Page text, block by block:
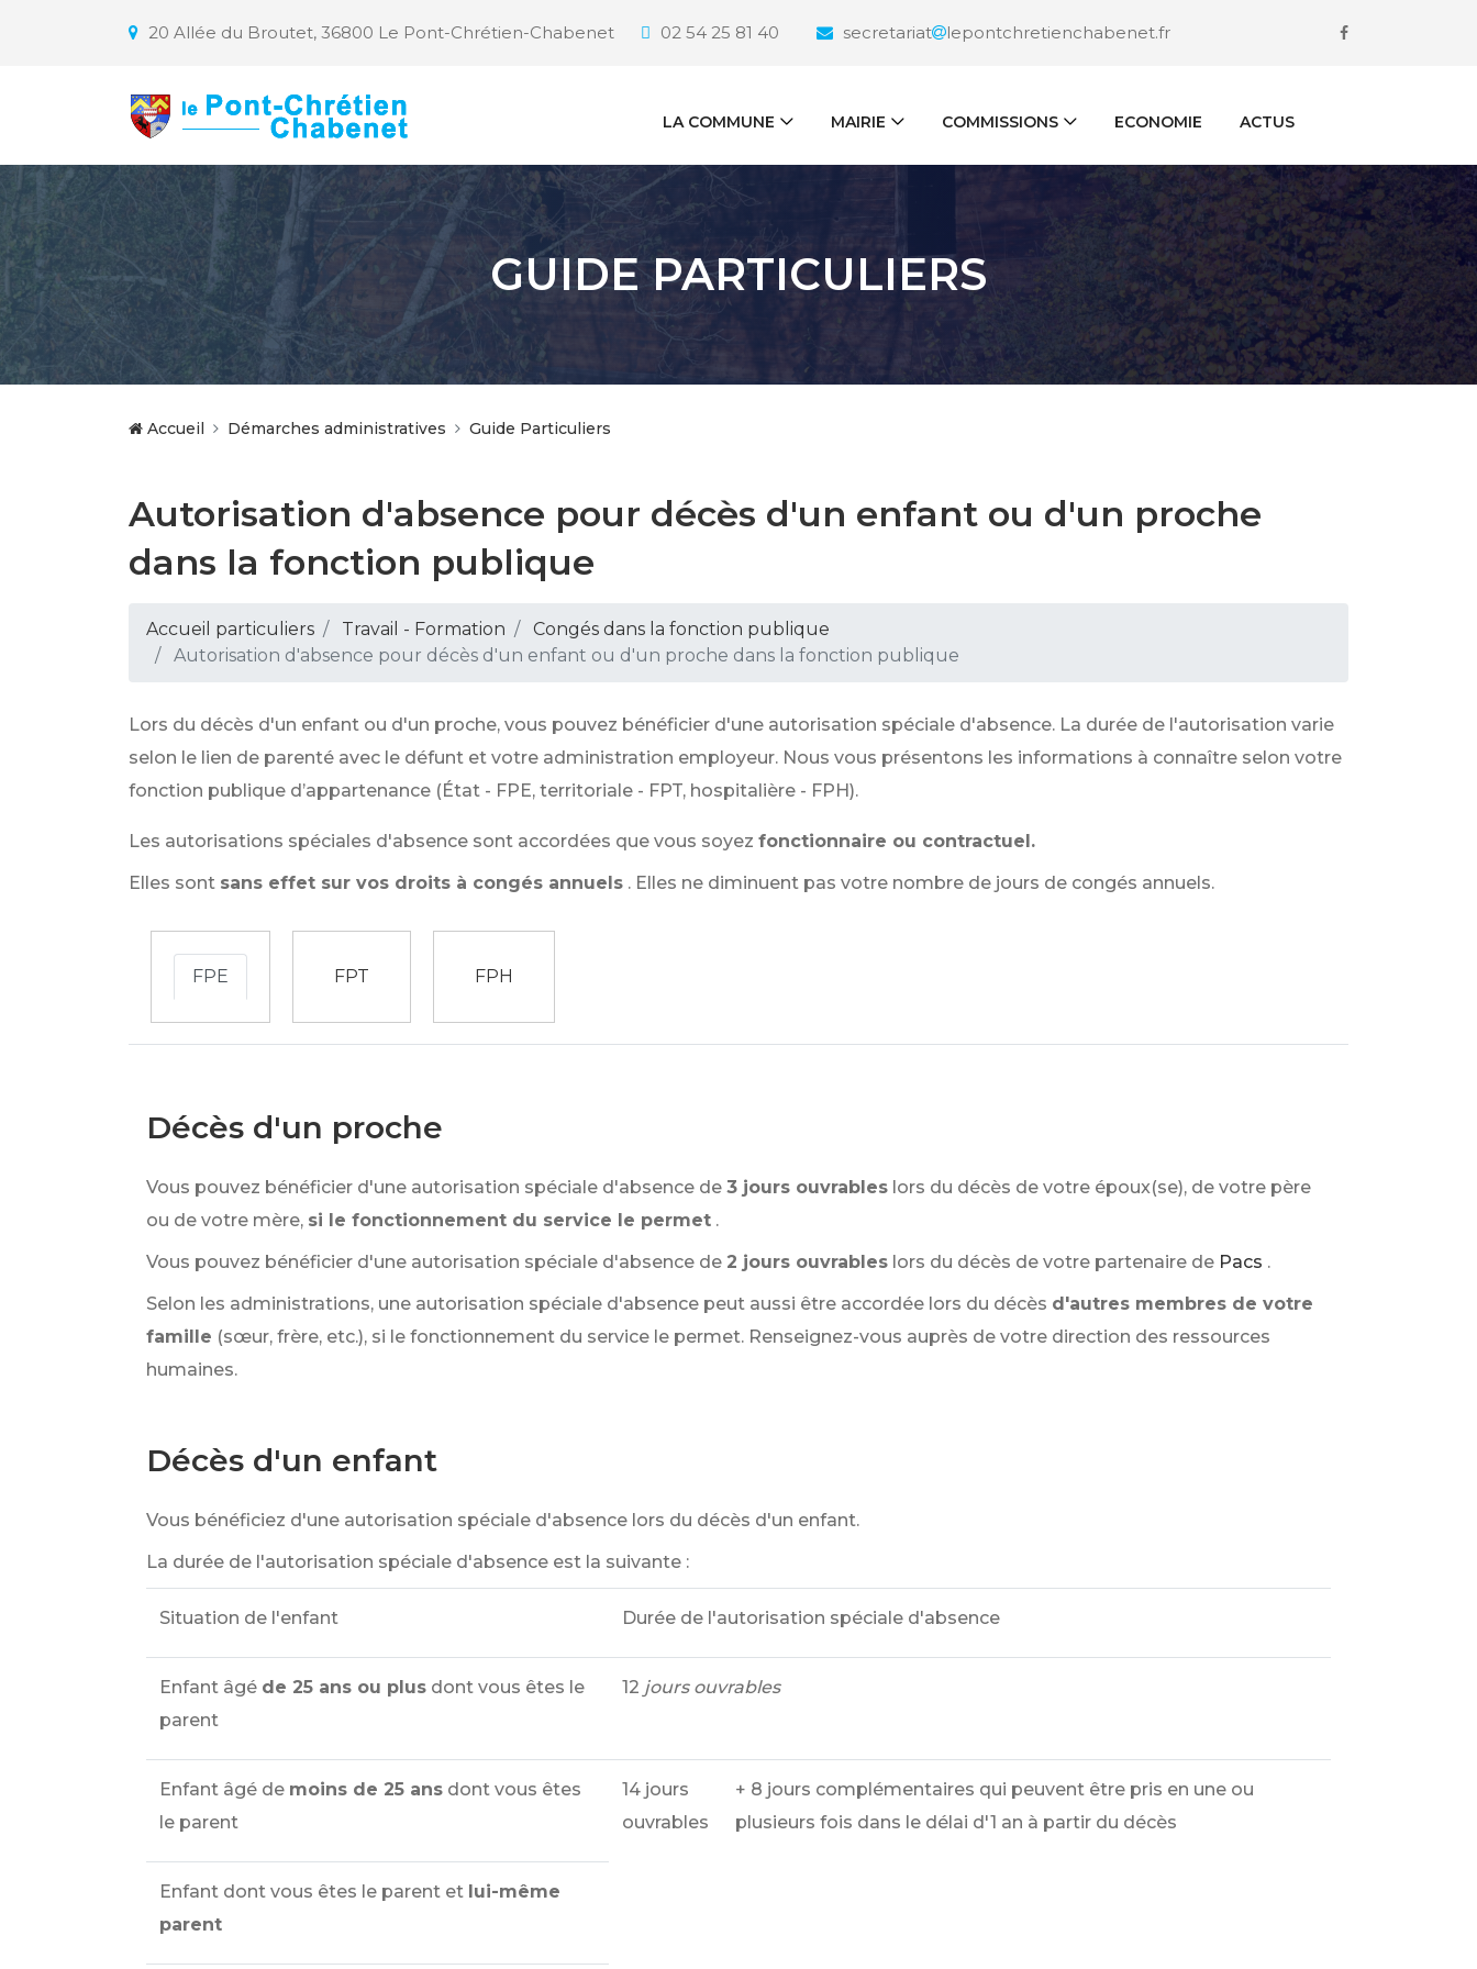
20 Allée du Broutet, 36800 Le Pont-Chrétien-Chabenet 02 54 25 81 40 secretariat lepontchretienchabenet.fr
LA COMMUNE MAIRIE COMMISSIONS ECONOMIE ACTUS
GUIDE PARTICULIERS
Accueil Démarches administratives Guide Particuliers
Autorisation d'absence pour décès d'un enfant ou d'un proche
dans la fonction publique
Accueil particuliers Travail - Formation
Congés dans la fonction publique
Autorisation d'absence pour décès d'un enfant ou d'un proche dans la fonction publique
Lors du décès d'un enfant ou d'un proche, vous pouvez bénéficier d'une autorisation spéciale d'absence. La durée de l'autorisation varie
selon le lien de parenté avec le défunt et votre administration employeur. Nous vous présentons les informations à connaître selon votre
fonction publique d’appartenance (État - FPE, territoriale - FPT, hospitalière - FPH).
Les autorisations spéciales d'absence sont accordées que vous soyez fonctionnaire ou contractuel.
Elles sont sans effet sur vos droits à congés annuels . Elles ne diminuent pas votre nombre de jours de congés annuels.
FPE FPT FPH
Décès d'un proche
Vous pouvez bénéficier d'une autorisation spéciale d'absence de 3 jours ouvrables lors du décès de votre époux(se), de votre père
ou de votre mère, si le fonctionnement du service le permet .
Vous pouvez bénéficier d'une autorisation spéciale d'absence de 2 jours ouvrables lors du décès de votre partenaire de Pacs .
Selon les administrations, une autorisation spéciale d'absence peut aussi être accordée lors du décès d'autres membres de votre
famille (sœur, frère, etc.), si le fonctionnement du service le permet. Renseignez-vous auprès de votre direction des ressources
humaines.
Décès d'un enfant
Vous bénéficiez d'une autorisation spéciale d'absence lors du décès d'un enfant.
La durée de l'autorisation spéciale d'absence est la suivante :
Situation de l'enfant Durée de l'autorisation spéciale d'absence
Enfant âgé de 25 ans ou plus dont vous êtes le
parent
12 jours ouvrables
Enfant âgé de moins de 25 ans dont vous êtes
le parent
14 jours
ouvrables
+ 8 jours complémentaires qui peuvent être pris en une ou
plusieurs fois dans le délai d'1 an à partir du décès
Enfant dont vous êtes le parent et lui-même
parent